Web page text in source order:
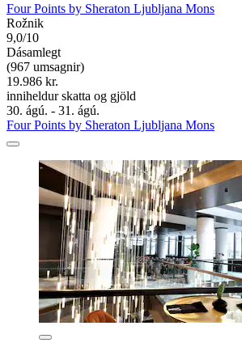
Four Points by Sheraton Ljubljana Mons
Rožnik
9,0/10
Dásamlegt
(967 umsagnir)
19.986 kr.
inniheldur skatta og gjöld
30. ágú. - 31. ágú.
Four Points by Sheraton Ljubljana Mons